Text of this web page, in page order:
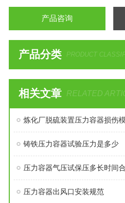
产品咨询
产品分类 PRODUCT
相关文章 RELATED
炼化厂脱硫装置压力容器损伤
铸铁压力容器试验压力是多少
压力容器气压试保压多长时间
压力容器出风口安装规范